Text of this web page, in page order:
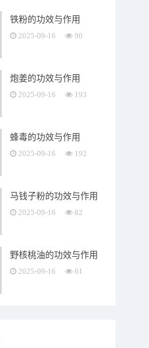
铁粉的功效与作用
2025-09-16 90
炮姜的功效与作用
2025-09-16 193
蜂毒的功效与作用
2025-09-16 192
马钱子粉的功效与作用
2025-09-16 82
野核桃油的功效与作用
2025-09-16 61